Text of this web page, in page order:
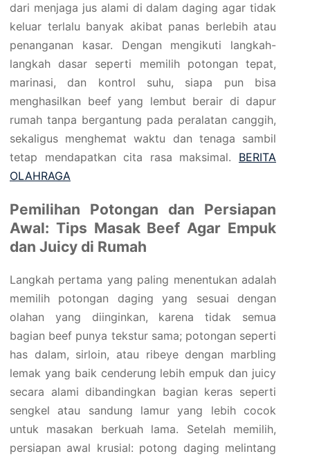
dari menjaga jus alami di dalam daging agar tidak
keluar terlalu banyak akibat panas berlebih atau
penanganan kasar. Dengan mengikuti langkah-
langkah dasar seperti memilih potongan tepat,
marinasi, dan kontrol suhu, siapa pun bisa
menghasilkan beef yang lembut berair di dapur
rumah tanpa bergantung pada peralatan canggih,
sekaligus menghemat waktu dan tenaga sambil
tetap mendapatkan cita rasa maksimal. BERITA
OLAHRAGA
Pemilihan Potongan dan Persiapan
Awal: Tips Masak Beef Agar Empuk
dan Juicy di Rumah
Langkah pertama yang paling menentukan adalah
memilih potongan daging yang sesuai dengan
olahan yang diinginkan, karena tidak semua
bagian beef punya tekstur sama; potongan seperti
has dalam, sirloin, atau ribeye dengan marbling
lemak yang baik cenderung lebih empuk dan juicy
secara alami dibandingkan bagian keras seperti
sengkel atau sandung lamur yang lebih cocok
untuk masakan berkuah lama. Setelah memilih,
persiapan awal krusial: potong daging melintang